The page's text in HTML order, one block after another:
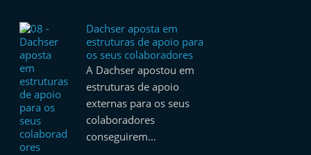
k
e
t
A
u
t
o
Dachser aposta em
estruturas de apoio para
os seus colaboradores
A Dachser apostou em
estruturas de apoio
externas para os seus
colaboradores
conseguirem…